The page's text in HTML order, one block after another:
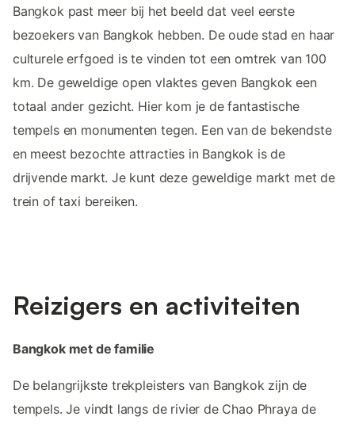
Bangkok past meer bij het beeld dat veel eerste
bezoekers van Bangkok hebben. De oude stad en haar
culturele erfgoed is te vinden tot een omtrek van 100
km. De geweldige open vlaktes geven Bangkok een
totaal ander gezicht. Hier kom je de fantastische
tempels en monumenten tegen. Een van de bekendste
en meest bezochte attracties in Bangkok is de
drijvende markt. Je kunt deze geweldige markt met de
trein of taxi bereiken.
Reizigers en activiteiten
Bangkok met de familie
De belangrijkste trekpleisters van Bangkok zijn de
tempels. Je vindt langs de rivier de Chao Phraya de